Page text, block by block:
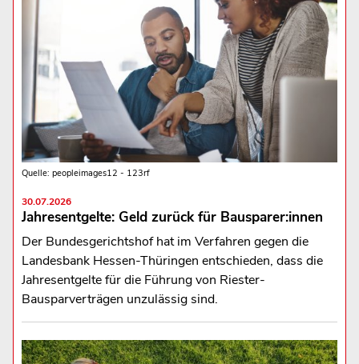
Quelle: peopleimages12 - 123rf
30.07.2026
Jahresentgelte: Geld zurück für Bausparer:innen
Der Bundesgerichtshof hat im Verfahren gegen die
Landesbank Hessen-Thüringen entschieden, dass die
Jahresentgelte für die Führung von Riester-
Bausparverträgen unzulässig sind.